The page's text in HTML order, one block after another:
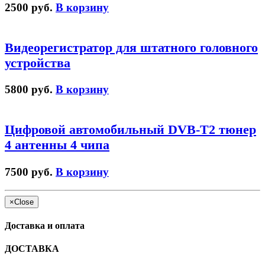
2500 руб. В корзину
Видеорегистратор для штатного головного
устройства
5800 руб. В корзину
Цифровой автомобильный DVB-T2 тюнер
4 антенны 4 чипа
7500 руб. В корзину
×Close
Доставка и оплата
ДОСТАВКА